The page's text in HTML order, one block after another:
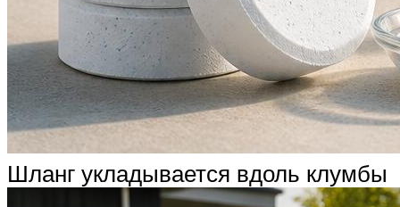
Шланг укладывается вдоль клумбы